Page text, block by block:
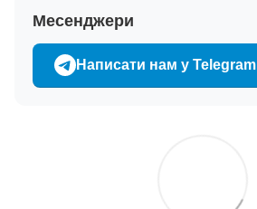
Месенджери
Написати нам у Telegram